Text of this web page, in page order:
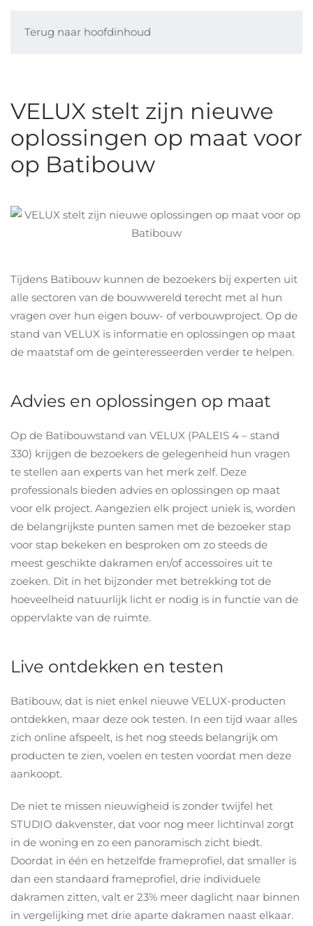
Terug naar hoofdinhoud
VELUX stelt zijn nieuwe
oplossingen op maat voor
op Batibouw
Tijdens Batibouw kunnen de bezoekers bij experten uit
alle sectoren van de bouwwereld terecht met al hun
vragen over hun eigen bouw- of verbouwproject. Op de
stand van VELUX is informatie en oplossingen op maat
de maatstaf om de geïnteresseerden verder te helpen.
Advies en oplossingen op maat
Op de Batibouwstand van VELUX (PALEIS 4 – stand
330) krijgen de bezoekers de gelegenheid hun vragen
te stellen aan experts van het merk zelf. Deze
professionals bieden advies en oplossingen op maat
voor elk project. Aangezien elk project uniek is, worden
de belangrijkste punten samen met de bezoeker stap
voor stap bekeken en besproken om zo steeds de
meest geschikte dakramen en/of accessoires uit te
zoeken. Dit in het bijzonder met betrekking tot de
hoeveelheid natuurlijk licht er nodig is in functie van de
oppervlakte van de ruimte.
Live ontdekken en testen
Batibouw, dat is niet enkel nieuwe VELUX-producten
ontdekken, maar deze ook testen. In een tijd waar alles
zich online afspeelt, is het nog steeds belangrijk om
producten te zien, voelen en testen voordat men deze
aankoopt.
De niet te missen nieuwigheid is zonder twijfel het
STUDIO dakvenster, dat voor nog meer lichtinval zorgt
in de woning en zo een panoramisch zicht biedt.
Doordat in één en hetzelfde frameprofiel, dat smaller is
dan een standaard frameprofiel, drie individuele
dakramen zitten, valt er 23% meer daglicht naar binnen
in vergelijking met drie aparte dakramen naast elkaar.